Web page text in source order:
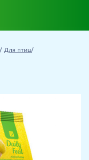
Для птиц